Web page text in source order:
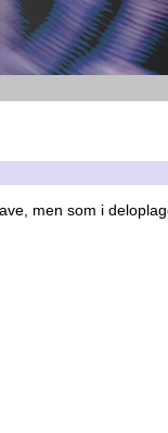
men som i